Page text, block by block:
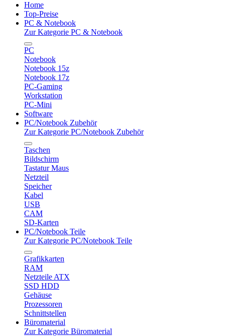
Home
Top-Preise
PC & Notebook
Zur Kategorie PC & Notebook
PC
Notebook
Notebook 15z
Notebook 17z
PC-Gaming
Workstation
PC-Mini
Software
PC/Notebook Zubehör
Zur Kategorie PC/Notebook Zubehör
Taschen
Bildschirm
Tastatur Maus
Netzteil
Speicher
Kabel
USB
CAM
SD-Karten
PC/Notebook Teile
Zur Kategorie PC/Notebook Teile
Grafikkarten
RAM
Netzteile ATX
SSD HDD
Gehäuse
Prozessoren
Schnittstellen
Büromaterial
Zur Kategorie Büromaterial